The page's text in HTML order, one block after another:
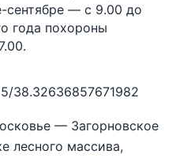
сентябре — с 9.00 до
года похороны
38.32636857671982
— Загорновское
лесного массива,